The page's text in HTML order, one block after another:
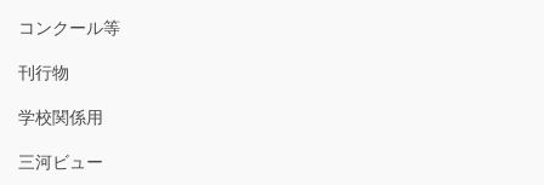
コンクール等
刊行物
学校関係用
三河ビュー